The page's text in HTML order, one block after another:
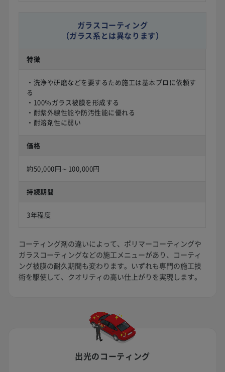
ガラスコーティング
（ガラス系とは異なります）
特徴
・洗浄や研磨などを要するため施工は基本プロに依頼す
る
・100％ガラス被膜を形成する
・耐紫外線性能や防汚性能に優れる
・耐溶剤性に弱い
価格
約50,000円～100,000円
持続期間
3年程度
コーティング剤の違いによって、ポリマーコーティングや
ガラスコーティングなどの施工メニューがあり、コーティ
ング被膜の耐久期間も変わります。いずれも専門の施工技
術を駆使して、クオリティの高い仕上がりを実現します。
出光のコーティング